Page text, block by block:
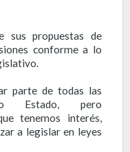
propuestas de
conforme a lo
parte de todas las
Estado, pero
tenemos interés,
a legislar en leyes